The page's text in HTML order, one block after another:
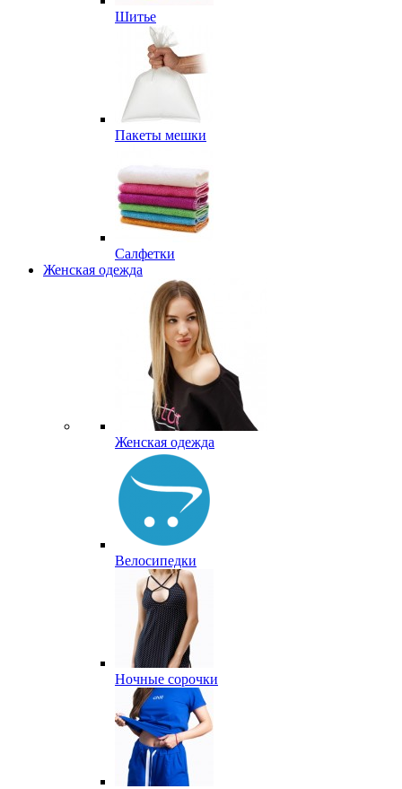
Шитье
Пакеты мешки
Салфетки
Женская одежда
Женская одежда
Велосипедки
Ночные сорочки